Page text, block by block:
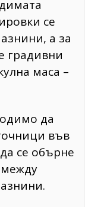
се
а за
градивни
маса –
да
във
се обърне